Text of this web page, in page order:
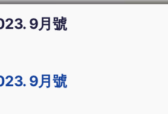
9月號
9月號